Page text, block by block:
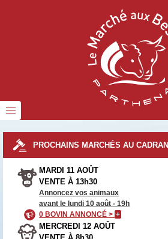
PROCHAINS MARCHÉS AU CADRAN
MARDI 11 AOÛT
VENTE À 13h30
Annoncez vos animaux
avant le lundi 10 août - 19h
0 BOVIN ANNONCÉ >+
MERCREDI 12 AOÛT